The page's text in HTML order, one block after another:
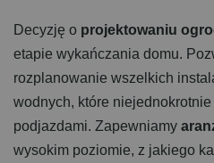
Decyzję o projektowaniu
etapie wykańczania domu.
rozplanowanie wszelkich
wodnych, które
podjazdami. Zapewniamy
wysokim poziomie, z jakiego